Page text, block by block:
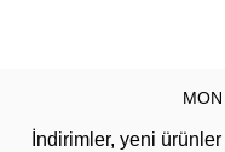
İndirimler, yeni